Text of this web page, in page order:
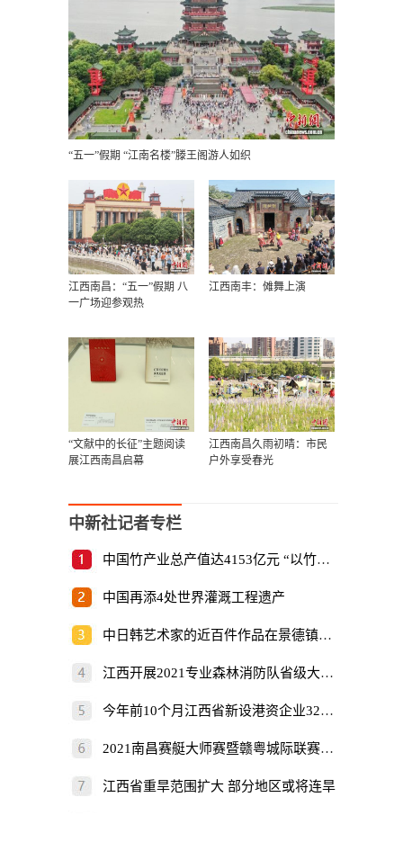
“五一”假期 “江南名楼”滕王阁游人如织
江西南昌：“五一”假期 八
一广场迎参观热
江西南丰：傩舞上演
“文献中的长征”主题阅读
展江西南昌启幕
江西南昌久雨初晴：市民
户外享受春光
中新社记者专栏
中国竹产业总产值达4153亿元 “以竹代塑”倡
中国再添4处世界灌溉工程遗产
中日韩艺术家的近百件作品在景德镇展出
江西开展2021专业森林消防队省级大比武
今年前10个月江西省新设港资企业325家
2021南昌赛艇大师赛暨赣粤城际联赛开赛
江西省重旱范围扩大 部分地区或将连旱